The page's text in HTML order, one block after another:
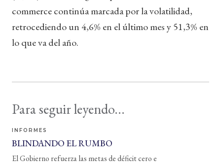
commerce continúa marcada por la volatilidad,
retrocediendo un 4,6% en el último mes y 51,3% en
lo que va del año.
Para seguir leyendo...
INFORMES
BLINDANDO EL RUMBO
El Gobierno refuerza las metas de déficit cero e